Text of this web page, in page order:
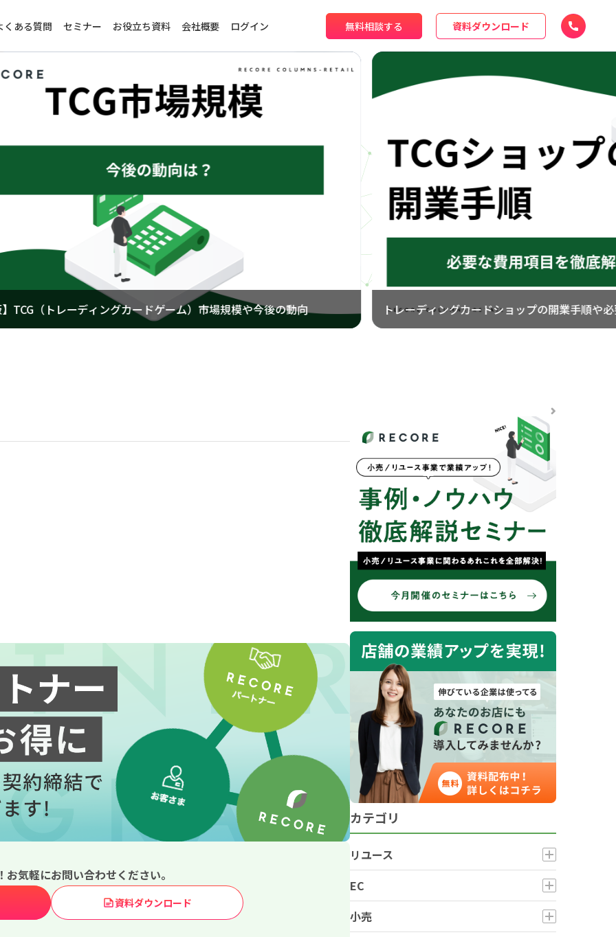
くある質問 セミナー お役立ち資料 会社概要 ログイン 無料相談する 資料ダウンロード
ィングカードショップの開業手順や必要な費用項目を徹底解説
【2024年最新】リユース事業者がインボイス
特例とは？
お気軽にお問い合わせください。
資料ダウンロード
カテゴリ
リユース
EC
小売